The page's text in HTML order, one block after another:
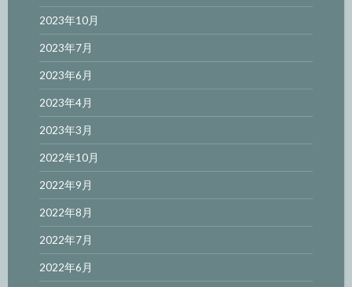
2023年10月
2023年7月
2023年6月
2023年4月
2023年3月
2022年10月
2022年9月
2022年8月
2022年7月
2022年6月